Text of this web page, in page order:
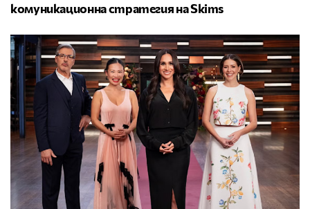
комуникационна стратегия на Skims